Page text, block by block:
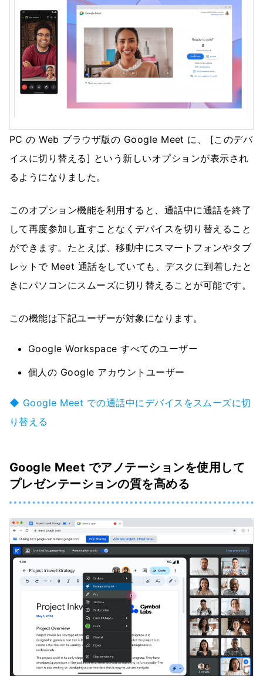
PC の Web ブラウザ版の Google Meet に、 [このデバ
イスに切り替える] という新しいオプションが表示され
るようになりました。
このオプション機能を利用すると、通話中に通話を終了
して再度参加し直すことなくデバイスを切り替えること
ができます。たとえば、移動中にスマートフォンやタブ
レットで Meet 通話をしていても、デスクに到着したと
きにパソコンにスムーズに切り替えることが可能です。
この機能は下記ユーザーが対象になります。
Google Workspace すべてのユーザー
個人の Google アカウントユーザー
◆ Google Meet での通話中にデバイスをスムーズに切
り替える
Google Meet でアノテーションを使用して
プレゼンテーションの質を高める